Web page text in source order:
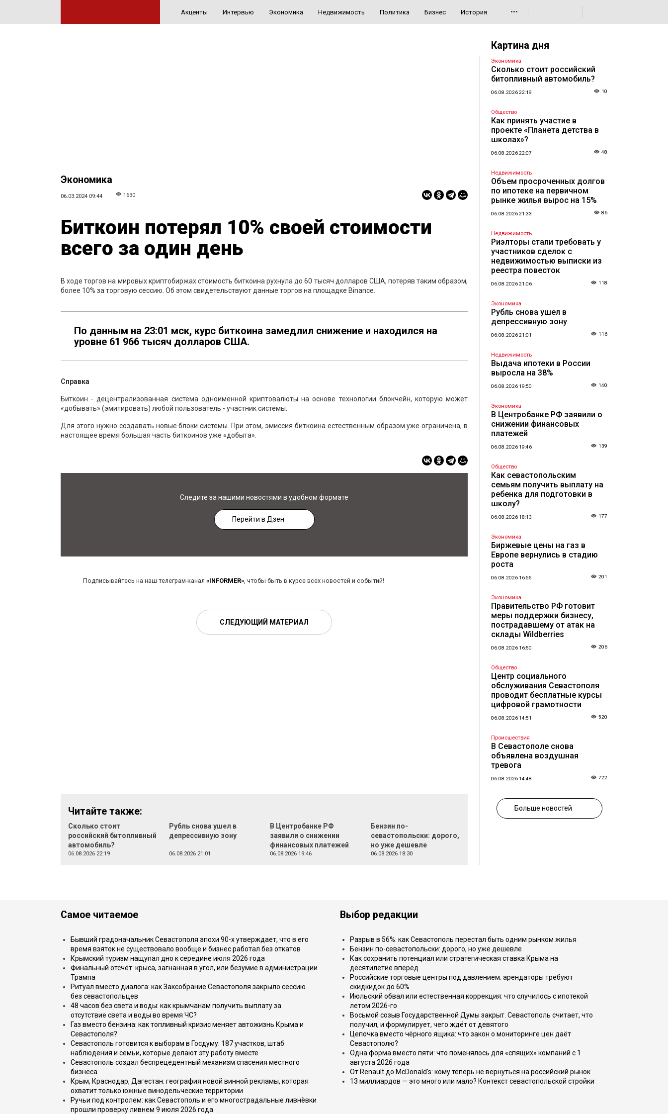
Акценты Интервью Экономика Недвижимость Политика Бизнес История •••
Экономика
06.03.2024 09:44 1630
Биткоин потерял 10% своей стоимости
всего за один день
В ходе торгов на мировых криптобиржах стоимость биткоина рухнула до 60 тысяч долларов США, потеряв таким образом,
более 10% за торговую сессию. Об этом свидетельствуют данные торгов на площадке Binance.
По данным на 23:01 мск, курс биткоина замедлил снижение и находился на
уровне 61 966 тысяч долларов США.
Справка
Биткоин - децентрализованная система одноименной криптовалюты на основе технологии блокчейн, которую может
«добывать» (эмитировать) любой пользователь - участник системы.
Для этого нужно создавать новые блоки системы. При этом, эмиссия биткоина естественным образом уже ограничена, в
настоящее время большая часть биткоинов уже «добыта».
Следите за нашими новостями в удобном формате
Перейти в Дзен
Подписывайтесь на наш телеграм-канал «INFORMER», чтобы быть в курсе всех новостей и событий!
СЛЕДУЮЩИЙ МАТЕРИАЛ
Читайте также:
Сколько стоит
российский битопливный
автомобиль?
06.08.2026 22:19
Рубль снова ушел в
депрессивную зону
06.08.2026 21:01
В Центробанке РФ
заявили о снижении
финансовых платежей
06.08.2026 19:46
Бензин по-
севастопольски: дорого,
но уже дешевле
06.08.2026 18:30
Картина дня
Экономика
Сколько стоит российский
битопливный автомобиль?
06.08.2026 22:19 10
Общество
Как принять участие в
проекте «Планета детства в
школах»?
06.08.2026 22:07 48
Недвижимость
Объем просроченных долгов
по ипотеке на первичном
рынке жилья вырос на 15%
06.08.2026 21:33 86
Недвижимость
Риэлторы стали требовать у
участников сделок с
недвижимостью выписки из
реестра повесток
06.08.2026 21:06 118
Экономика
Рубль снова ушел в
депрессивную зону
06.08.2026 21:01 116
Недвижимость
Выдача ипотеки в России
выросла на 38%
06.08.2026 19:50 140
Экономика
В Центробанке РФ заявили о
снижении финансовых
платежей
06.08.2026 19:46 139
Общество
Как севастопольским
семьям получить выплату на
ребенка для подготовки в
школу?
06.08.2026 18:13 177
Экономика
Биржевые цены на газ в
Европе вернулись в стадию
роста
06.08.2026 16:55 201
Экономика
Правительство РФ готовит
меры поддержки бизнесу,
пострадавшему от атак на
склады Wildberries
06.08.2026 16:50 206
Общество
Центр социального
обслуживания Севастополя
проводит бесплатные курсы
цифровой грамотности
06.08.2026 14:51 520
Происшествия
В Севастополе снова
объявлена воздушная
тревога
06.08.2026 14:48 722
Больше новостей
Самое читаемое
Бывший градоначальник Севастополя эпохи 90-х утверждает, что в его
время взяток не существовало вообще и бизнес работал без откатов
Крымский туризм нащупал дно к середине июля 2026 года
Финальный отсчёт: крыса, загнанная в угол, или безумие в администрации
Трампа
Ритуал вместо диалога: как Заксобрание Севастополя закрыло сессию
без севастопольцев
48 часов без света и воды: как крымчанам получить выплату за
отсутствие света и воды во время ЧС?
Газ вместо бензина: как топливный кризис меняет автожизнь Крыма и
Севастополя?
Севастополь готовится к выборам в Госдуму: 187 участков, штаб
наблюдения и семьи, которые делают эту работу вместе
Севастополь создал беспрецедентный механизм спасения местного
бизнеса
Крым, Краснодар, Дагестан: география новой винной рекламы, которая
охватит только южные винодельческие территории
Ручьи под контролем: как Севастополь и его многострадальные ливнёвки
прошли проверку ливнем 9 июля 2026 года
Выбор редакции
Разрыв в 56%: как Севастополь перестал быть одним рынком жилья
Бензин по-севастопольски: дорого, но уже дешевле
Как сохранить потенциал или стратегическая ставка Крыма на
десятилетие вперёд
Российские торговые центры под давлением: арендаторы требуют
скидкидок до 60%
Июльский обвал или естественная коррекция: что случилось с ипотекой
летом 2026-го
Восьмой созыв Государственной Думы закрыт. Севастополь считает, что
получил, и формулирует, чего ждёт от девятого
Цепочка вместо чёрного ящика: что закон о мониторинге цен даёт
Севастополю?
Одна форма вместо пяти: что поменялось для «спящих» компаний с 1
августа 2026 года
От Renault до McDonald's: кому теперь не вернуться на российский рынок
13 миллиардов — это много или мало? Контекст севастопольской стройки